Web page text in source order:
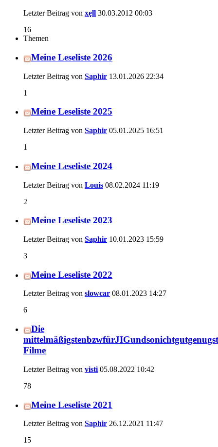
Letzter Beitrag von xẹll 30.03.2012 00:03
16
Themen
Meine Leseliste 2026
Letzter Beitrag von Saphir 13.01.2026 22:34
1
Meine Leseliste 2025
Letzter Beitrag von Saphir 05.01.2025 16:51
1
Meine Leseliste 2024
Letzter Beitrag von Louis 08.02.2024 11:19
2
Meine Leseliste 2023
Letzter Beitrag von Saphir 10.01.2023 15:59
3
Meine Leseliste 2022
Letzter Beitrag von slowcar 08.01.2023 14:27
6
Die
Filme
Letzter Beitrag von visti 05.08.2022 10:42
78
Meine Leseliste 2021
Letzter Beitrag von Saphir 26.12.2021 11:47
15